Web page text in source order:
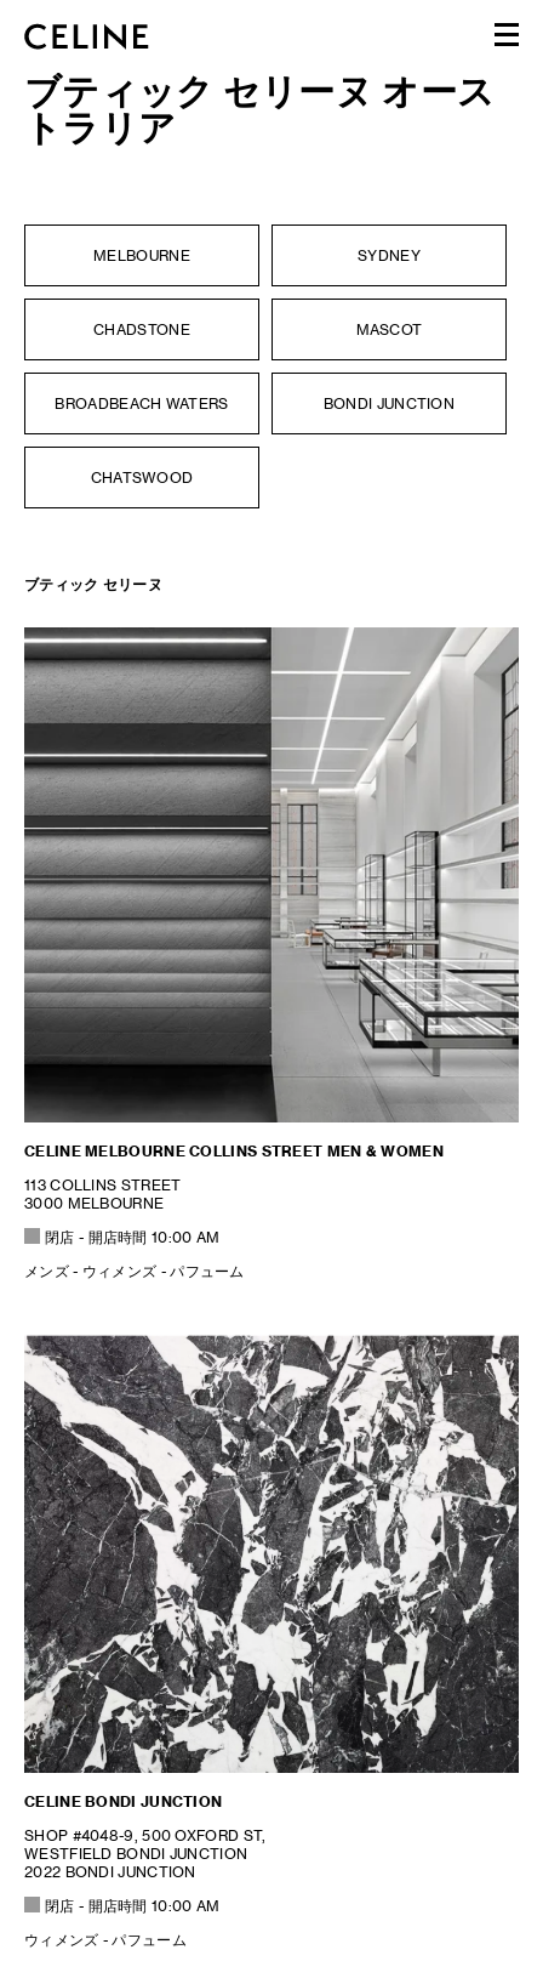
ウィメンズ
メンズ
ブティック セリーヌ オース
トラリア
MELBOURNE SYDNEY
CHADSTONE MASCOT
BROADBEACH WATERS BONDI JUNCTION
CHATSWOOD
ブティック セリーヌ
CELINE MELBOURNE COLLINS STREET MEN & WOMEN
113 COLLINS STREET
3000 MELBOURNE
閉店 - 開店時間10:00 AM
メンズ - ウィメンズ - パフューム
CELINE BONDI JUNCTION
SHOP #4048-9, 500 OXFORD ST,
WESTFIELD BONDI JUNCTION
2022 BONDI JUNCTION
閉店 - 開店時間10:00 AM
ウィメンズ - パフューム